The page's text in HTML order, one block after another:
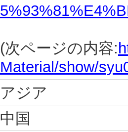
(次ページの内容:
Material/show/
アジア
中国